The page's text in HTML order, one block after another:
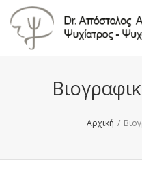
Αρχική /